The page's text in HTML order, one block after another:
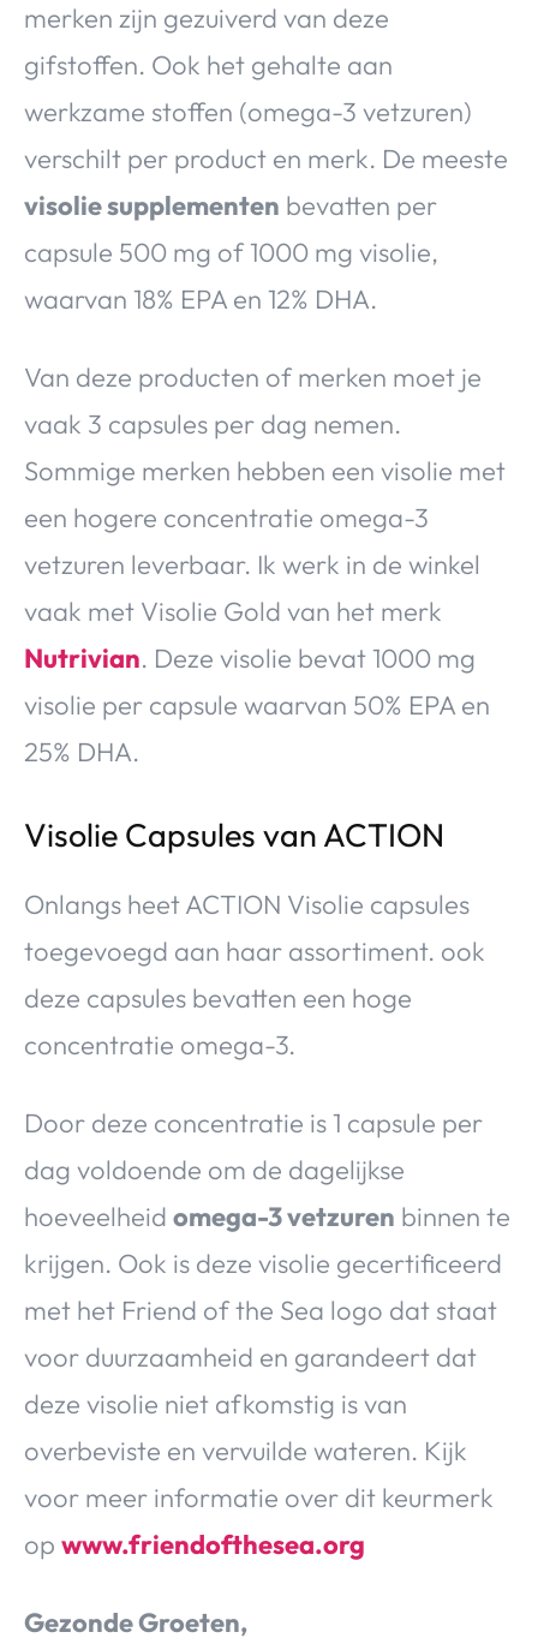
merken zijn gezuiverd van deze
gifstoffen. Ook het gehalte aan
werkzame stoffen (omega-3 vetzuren)
verschilt per product en merk. De meeste
visolie supplementen bevatten per
capsule 500 mg of 1000 mg visolie,
waarvan 18% EPA en 12% DHA.
Van deze producten of merken moet je
vaak 3 capsules per dag nemen.
Sommige merken hebben een visolie met
een hogere concentratie omega-3
vetzuren leverbaar. Ik werk in de winkel
vaak met Visolie Gold van het merk
Nutrivian. Deze visolie bevat 1000 mg
visolie per capsule waarvan 50% EPA en
25% DHA.
Visolie Capsules van ACTION
Onlangs heet ACTION Visolie capsules
toegevoegd aan haar assortiment. ook
deze capsules bevatten een hoge
concentratie omega-3.
Door deze concentratie is 1 capsule per
dag voldoende om de dagelijkse
hoeveelheid omega-3 vetzuren binnen te
krijgen. Ook is deze visolie gecertificeerd
met het Friend of the Sea logo dat staat
voor duurzaamheid en garandeert dat
deze visolie niet afkomstig is van
overbeviste en vervuilde wateren. Kijk
voor meer informatie over dit keurmerk
op www.friendofthesea.org
Gezonde Groeten,